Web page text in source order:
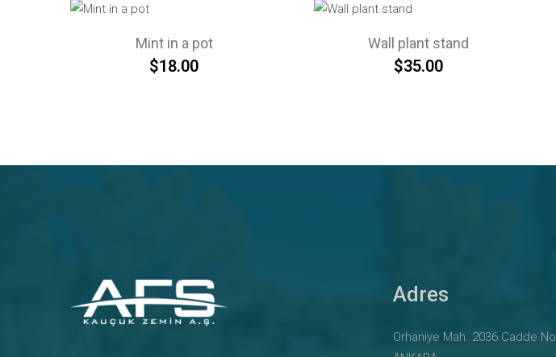
Mint in a pot
$18.00
Wall plant stand
$35.00
Adres
Orhaniye Mah. 2036.Cadde